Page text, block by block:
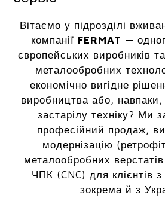
Вітаємо у підрозділі
компанії FERMAT —
європейських виробників
металообробних
економічно вигідне
виробництва або, навпаки,
застарілу техніку? Ми
професійний продаж,
модернізацію
металообробних
ЧПК (CNC) для клієнтів з
зокрема й з